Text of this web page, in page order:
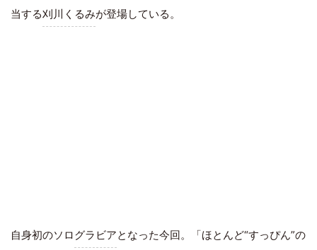
当する刈川くるみが登場している。
自身初のソログラビアとなった今回。「ほとんど“すっぴん”の